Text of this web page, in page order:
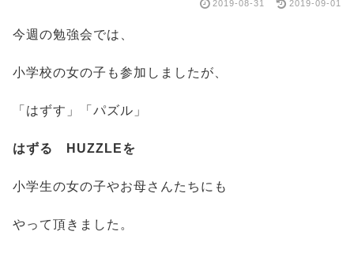
2019-08-31 2019-09-01
今週の勉強会では、
小学校の女の子も参加しましたが、
「はずす」「パズル」
はずる HUZZLEを
小学生の女の子やお母さんたちにも
やって頂きました。